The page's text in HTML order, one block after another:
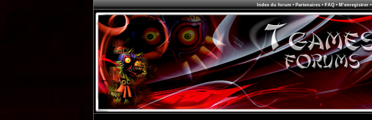
Index du forum• Partenaires• FAQ• M’enregistrer•